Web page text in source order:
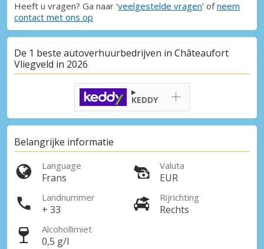
Heeft u vragen? Ga naar 'veelgestelde vragen' ofneem
contact met ons op
De 1 beste autoverhuurbedrijven in Châteaufort
Vliegveld in 2026
KEDDY
Belangrijke informatie
Language
Frans
Valuta
EUR
Landnummer
+ 33
Rijrichting
Rechts
Alcohollimiet
0,5 g/l